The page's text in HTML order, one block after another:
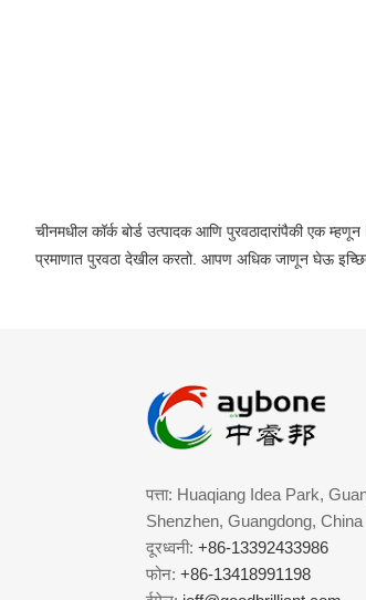
चीनमधील कॉर्क बोर्ड उत्पादक आणि पुरवठादारांपैकी एक
प्रमाणात पुरवठा देखील करतो. आपण अधिक जाणून घेऊ
पत्ता: Huaqiang Idea Park,
Shenzhen, Guangdong, China
दूरध्वनी: +86-13392433986
फोन: +86-13418991198